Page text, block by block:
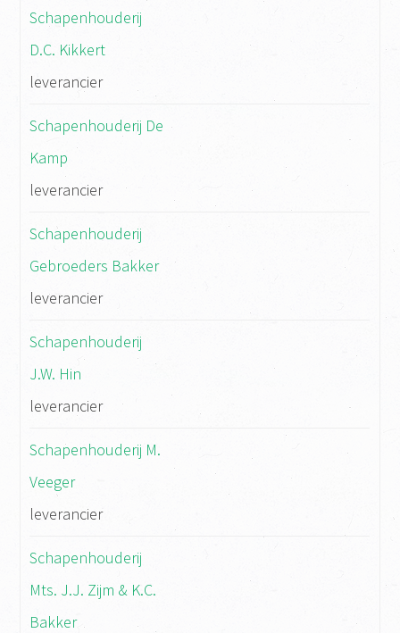
Schapenhouderij
D.C. Kikkert
leverancier
Schapenhouderij De
Kamp
leverancier
Schapenhouderij
Gebroeders Bakker
leverancier
Schapenhouderij
J.W. Hin
leverancier
Schapenhouderij M.
Veeger
leverancier
Schapenhouderij
Mts. J.J. Zijm & K.C.
Bakker